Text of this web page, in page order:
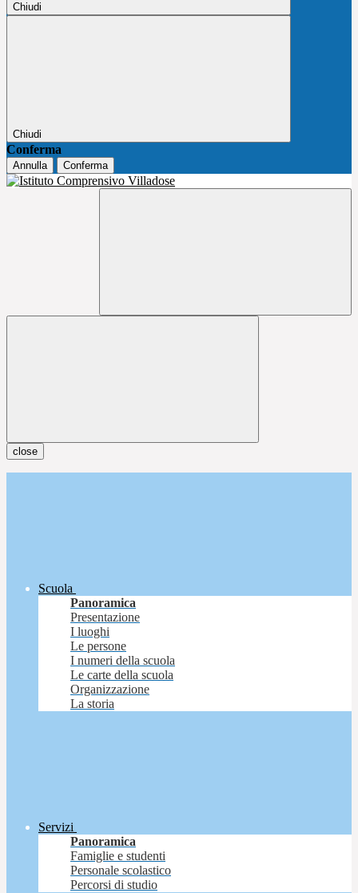
Chiudi
Chiudi
Conferma
Annulla Conferma
close
Scuola
Panoramica
Presentazione
I luoghi
Le persone
I numeri della scuola
Le carte della scuola
Organizzazione
La storia
Servizi
Panoramica
Famiglie e studenti
Personale scolastico
Percorsi di studio